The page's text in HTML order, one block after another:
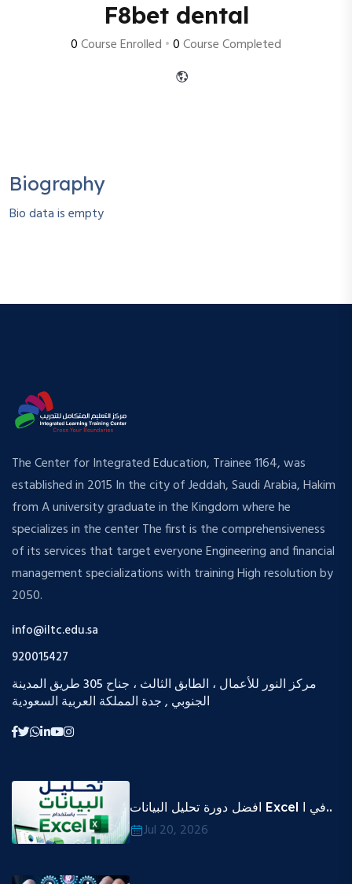
F8bet dental
0Course Enrolled •0Course Completed
Biography
Bio data is empty
The Center for Integrated Education, Trainee 1164, was
established in 2015 In the city of Jeddah, Saudi Arabia, Hakim
from A university graduate in the Kingdom where he
specializes in the center The first is the comprehensiveness
of its services that target everyone Engineering and financial
management specializations with training High resolution by
2050.
info@iltc.edu.sa
920015427
مركز النور للأعمال ، الطابق الثالث ، جناح 305 طريق المدينة
الجنوبي , جدة المملكة العربية السعودية
افضل دورة تحليل البيانات Excel في ا..
Jul 20, 2026